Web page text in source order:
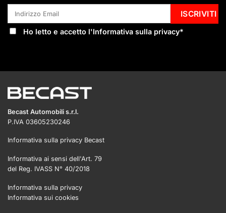
Ho letto e accetto l'Informativa sulla privacy*
Becast Automobili s.r.l.
P.IVA 03605230246
Informativa sulla privacy Becast
Informativa ai sensi dell'Art. 79
del Reg. IVASS N° 40/2018
Informativa sulla privacy
Informativa sui cookies